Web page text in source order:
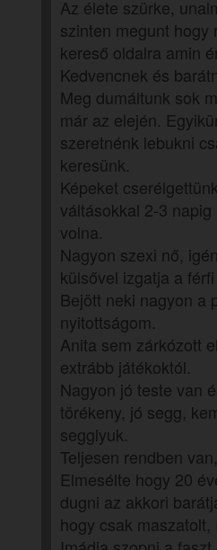
Az élete szürke,
szinten megunt
kereső oldalra amin
Kedvencnek és
Meg dumáltunk sok
már az elején.
szeretnénk lebukni
keresünk.
Képeket
váltásokkal 2-3
volna.
Nagyon szexi nő,
külsővel izgatja a
Bejött neki nagyon a
nyitottságom.
Anita sem zárkózott
extrább játékoktól.
Nagyon jó teste van
törékeny, jó segg,
segglyuk.
Teljesen rendben
Elmesélte hogy 20
dugni az akkori
hogy csak